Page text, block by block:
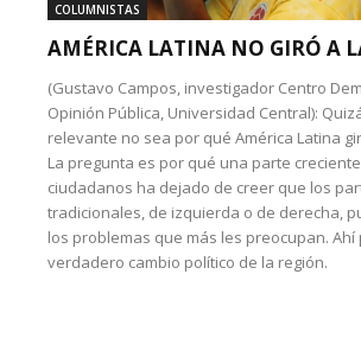
COLUMNISTAS
AMÉRICA LATINA NO GIRÓ A
(Gustavo Campos, investigador Centro
Opinión Pública, Universidad Central):
relevante no sea por qué América Latina
La pregunta es por qué una parte
ciudadanos ha dejado de creer que los
tradicionales, de izquierda o de derecha,
los problemas que más les preocupan.
verdadero cambio político de la región.